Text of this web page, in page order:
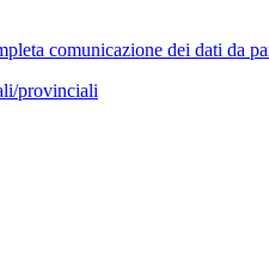
comunicazione dei dati da
provinciali